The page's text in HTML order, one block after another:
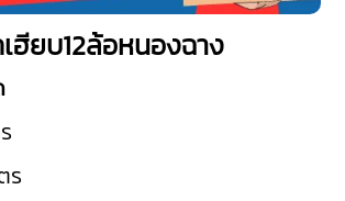
ฮียบ12ล้อหนองฉาง
ร